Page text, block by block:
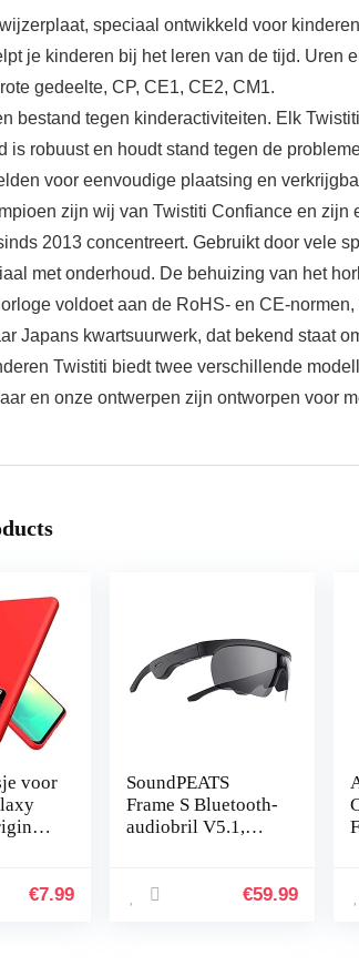
speciaal ontwikkeld voor
je kinderen bij het leren van de tijd. Uren
gedeelte, CP, CE1, CE2, CM1.
bestand tegen kinderactiviteiten. Elk
is robuust en houdt stand tegen de
voor eenvoudige plaatsing en
zijn wij van Twistiti Confiance en
2013 concentreert. Gebruikt door vele
met onderhoud. De behuizing van het
voldoet aan de RoHS- en CE-
Japans kwartsuurwerk, dat bekend staat
Twistiti biedt twee verschillende
en onze ontwerpen zijn ontworpen voor
voor
€7.99
SoundPEATS
Frame S Bluetooth-
audiobril V5.1,
Qualcomm
€59.99